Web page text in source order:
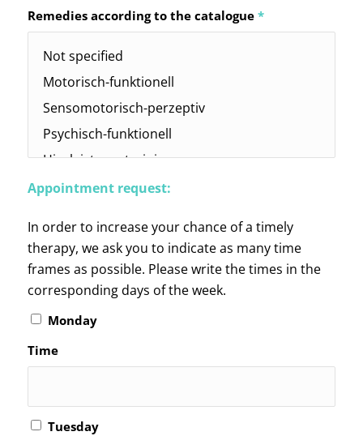
Remedies according to the catalogue *
Appointment request:
In order to increase your chance of a timely
therapy, we ask you to indicate as many time
frames as possible. Please write the times in the
corresponding days of the week.
Monday
Time
Tuesday